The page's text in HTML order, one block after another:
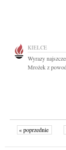
KIELCE
Wyrazy
Mrożek z
« poprzednie